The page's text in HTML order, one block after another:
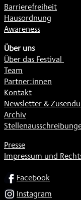
Barrierefreiheit
Hausordnung
Awareness
Über uns
Über das Festival
Team
Partner:innen
Kontakt
Newsletter &
Archiv
Presse
Impressum und
SOCIALFacebook
Instagram